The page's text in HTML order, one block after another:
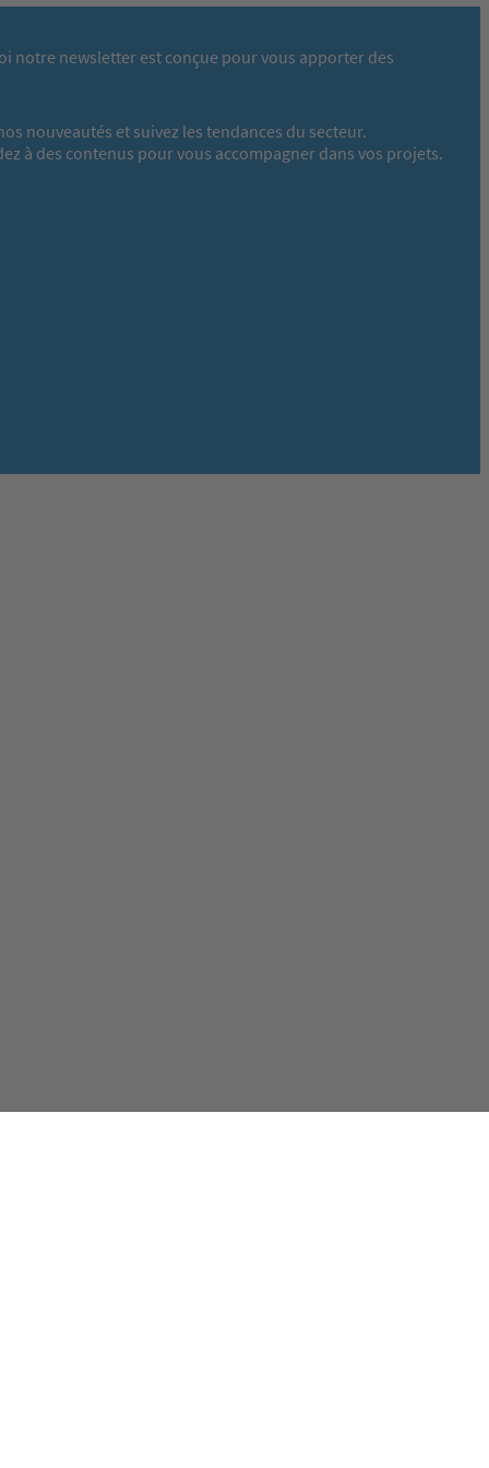
notre newsletter est conçue pour vous apporter des
nouveautés et suivez les tendances du secteur.
à des contenus pour vous accompagner dans vos projets.